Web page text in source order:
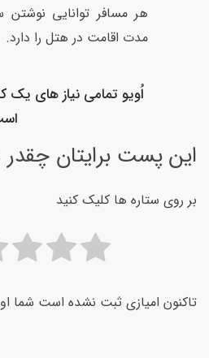
هر مسافر توانایی نوشتن
مدت اقامت در هتل را دارد.
اُویو تمامی نیاز های یک
این پست برایتان چقدر
بر روی ستاره ها کلیک کنید
تاکنون امیازی ثبت نشده است شما